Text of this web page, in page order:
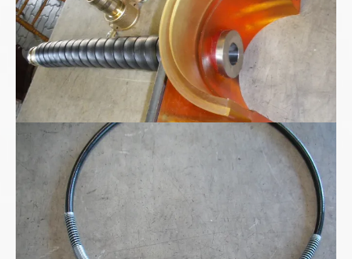
Kohlensäure - CO2 Hochdruckschlauchleitung